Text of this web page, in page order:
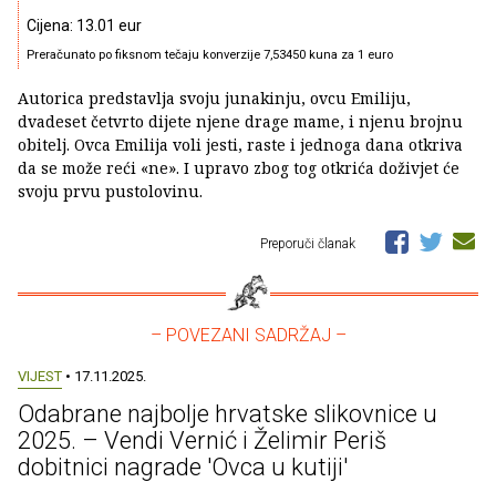
Cijena: 13.01 eur
Preračunato po fiksnom tečaju konverzije 7,53450 kuna za 1 euro
Autorica predstavlja svoju junakinju, ovcu Emiliju,
dvadeset četvrto dijete njene drage mame, i njenu brojnu
obitelj. Ovca Emilija voli jesti, raste i jednoga dana otkriva
da se može reći «ne». I upravo zbog tog otkrića doživjet će
svoju prvu pustolovinu.
Preporuči članak
– POVEZANI SADRŽAJ –
VIJEST • 17.11.2025.
Odabrane najbolje hrvatske slikovnice u
2025. – Vendi Vernić i Želimir Periš
dobitnici nagrade 'Ovca u kutiji'